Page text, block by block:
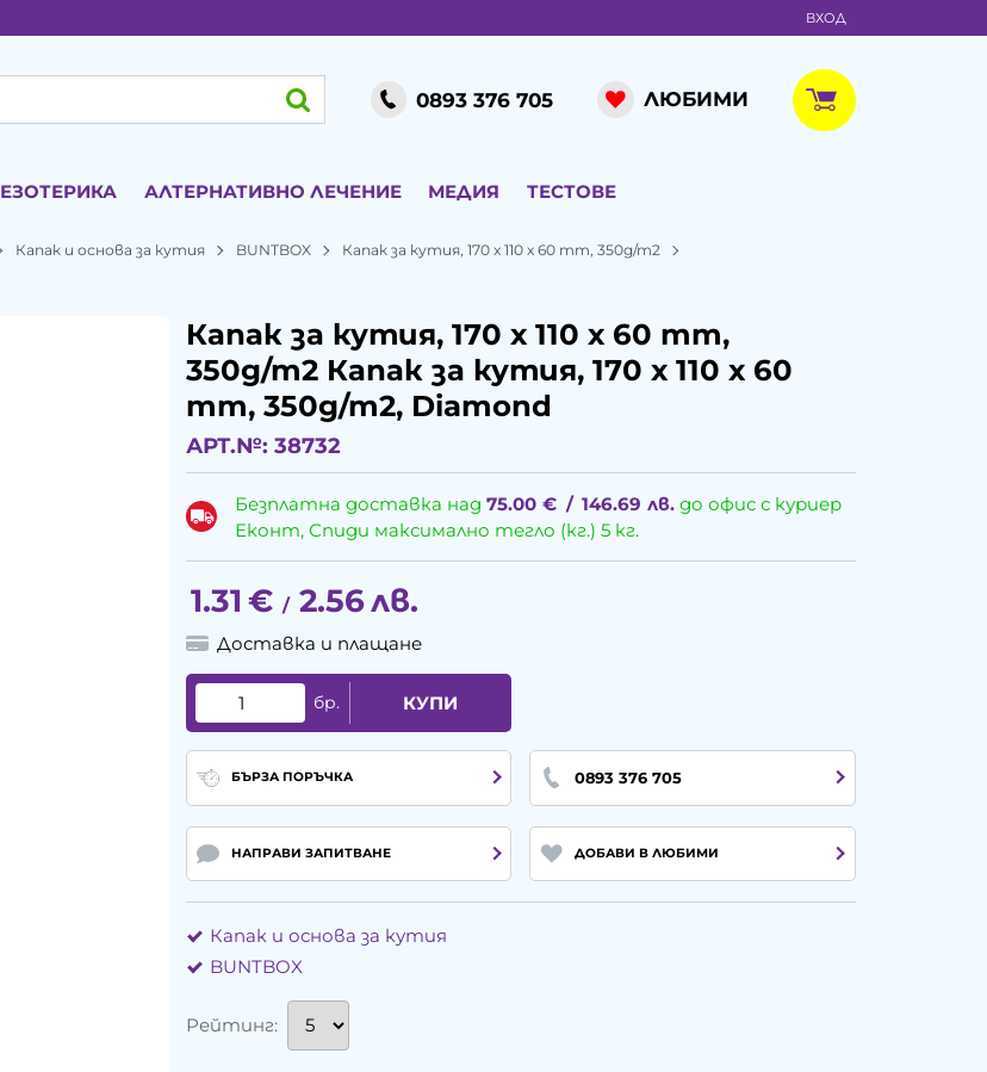
ВХОД
0893 376 705 ЛЮБИМИ
ЕЗОТЕРИКА АЛТЕРНАТИВНО ЛЕЧЕНИЕ МЕДИЯ ТЕСТОВЕ
Капак и основа за кутия BUNTBOX
Капак за кутия, 170 х 110 х 60 mm, 350g/m2
Капак за кутия, 170 х 110 х 60 mm,
350g/m2 Капак за кутия, 170 х 110 х 60
mm, 350g/m2, Diamond
АРТ.№: 38732
Безплатна доставка над75.00 € / 146.69 лв. до офис с куриер
Еконт, Спиди максимално тегло (кг.) 5 кг.
1.31 € / 2.56лв.
Доставка и плащане
бр. КУПИ
БЪРЗА ПОРЪЧКА 0893 376 705
НАПРАВИ ЗАПИТВАНЕ ДОБАВИ В ЛЮБИМИ
Капак и основа за кутия
BUNTBOX
Рейтинг: